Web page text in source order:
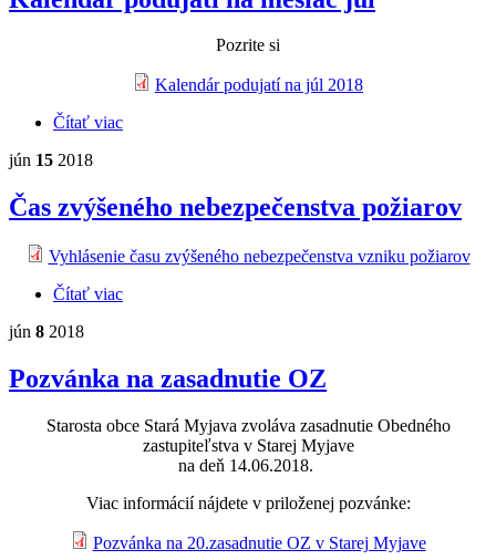
Pozrite si
Kalendár podujatí na júl 2018
Čítať viac
jún 15 2018
Čas zvýšeného nebezpečenstva požiarov
Vyhlásenie času zvýšeného nebezpečenstva vzniku požiarov
Čítať viac
jún 8 2018
Pozvánka na zasadnutie OZ
Starosta obce Stará Myjava zvoláva zasadnutie Obedného
zastupiteľstva v Starej Myjave
na deň 14.06.2018.
Viac informácií nájdete v priloženej pozvánke:
Pozvánka na 20.zasadnutie OZ v Starej Myjave